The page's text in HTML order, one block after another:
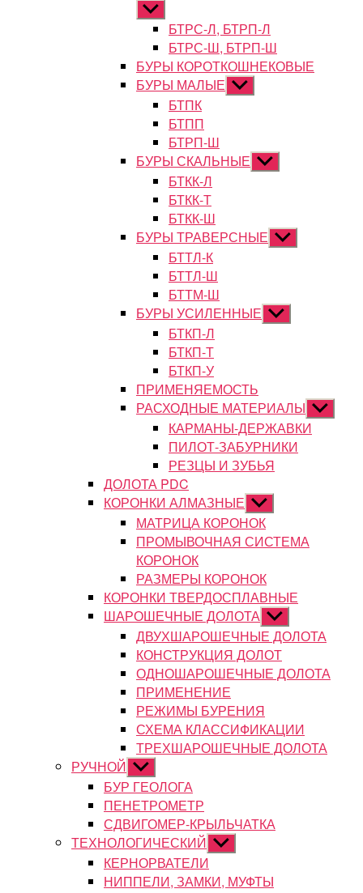
Показывать
подменюБТРС-Л, БТРП-Л
БТРС-Ш, БТРП-Ш
БУРЫ КОРОТКОШНЕКОВЫЕ
БУРЫ МАЛЫЕ Показывать
подменю
БТПК
БТПП
БТРП-Ш
БУРЫ СКАЛЬНЫЕ Показывать
подменю
БТКК-Л
БТКК-Т
БТКК-Ш
БУРЫ ТРАВЕРСНЫЕ Показывать
подменю
БТТЛ-К
БТТЛ-Ш
БТТМ-Ш
БУРЫ УСИЛЕННЫЕ Показывать
подменю
БТКП-Л
БТКП-Т
БТКП-У
ПРИМЕНЯЕМОСТЬ
РАСХОДНЫЕ МАТЕРИАЛЫ
подменю
КАРМАНЫ-ДЕРЖАВКИ
ПИЛОТ-ЗАБУРНИКИ
РЕЗЦЫ И ЗУБЬЯ
ДОЛОТА PDC
КОРОНКИ АЛМАЗНЫЕ Показывать
подменю
МАТРИЦА КОРОНОК
ПРОМЫВОЧНАЯ СИСТЕМА
КОРОНОК
РАЗМЕРЫ КОРОНОК
КОРОНКИ ТВЕРДОСПЛАВНЫЕ
ШАРОШЕЧНЫЕ ДОЛОТА Показывать
подменю
ДВУХШАРОШЕЧНЫЕ ДОЛОТА
КОНСТРУКЦИЯ ДОЛОТ
ОДНОШАРОШЕЧНЫЕ ДОЛОТА
ПРИМЕНЕНИЕ
РЕЖИМЫ БУРЕНИЯ
СХЕМА КЛАССИФИКАЦИИ
ТРЕХШАРОШЕЧНЫЕ ДОЛОТА
РУЧНОЙ Показывать
подменю
БУР ГЕОЛОГА
ПЕНЕТРОМЕТР
СДВИГОМЕР-КРЫЛЬЧАТКА
ТЕХНОЛОГИЧЕСКИЙ Показывать
подменю
КЕРНОРВАТЕЛИ
НИППЕЛИ, ЗАМКИ, МУФТЫ